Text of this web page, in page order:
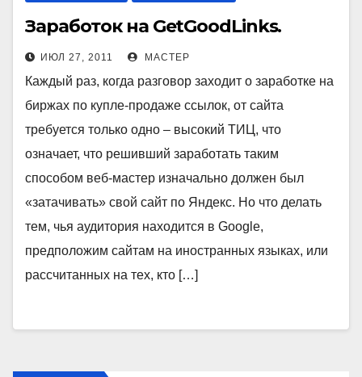
Заработок на GetGoodLinks.
ИЮЛ 27, 2011 МАСТЕР
Каждый раз, когда разговор заходит о заработке на
биржах по купле-продаже ссылок, от сайта
требуется только одно – высокий ТИЦ, что
означает, что решивший заработать таким
способом веб-мастер изначально должен был
«затачивать» свой сайт по Яндекс. Но что делать
тем, чья аудитория находится в Google,
предположим сайтам на иностранных языках, или
рассчитанных на тех, кто […]